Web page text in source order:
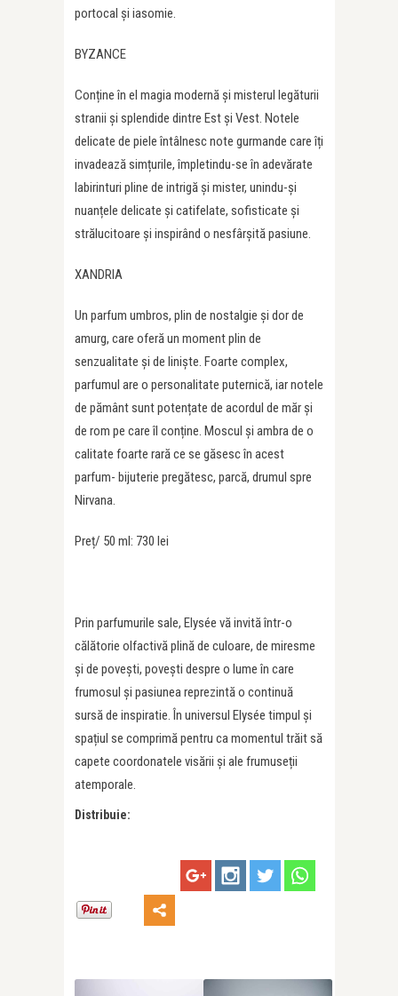
portocal și iasomie.
BYZANCE
Conține în el magia modernă și misterul legăturii
stranii și splendide dintre Est și Vest. Notele
delicate de piele întâlnesc note gurmande care îți
invadează simțurile, împletindu-se în adevărate
labirinturi pline de intrigă și mister, unindu-și
nuanțele delicate și catifelate, sofisticate și
strălucitoare și inspirând o nesfârșită pasiune.
XANDRIA
Un parfum umbros, plin de nostalgie și dor de
amurg, care oferă un moment plin de
senzualitate și de liniște. Foarte complex,
parfumul are o personalitate puternică, iar notele
de pământ sunt potențate de acordul de măr și
de rom pe care îl conține. Moscul și ambra de o
calitate foarte rară ce se găsesc în acest
parfum- bijuterie pregătesc, parcă, drumul spre
Nirvana.
Preț/ 50 ml: 730 lei
Prin parfumurile sale, Elysée vă invită într-o
călătorie olfactivă plină de culoare, de miresme
și de povești, povești despre o lume în care
frumosul și pasiunea reprezintă o continuă
sursă de inspiratie. În universul Elysée timpul și
spațiul se comprimă pentru ca momentul trăit să
capete coordonatele visării și ale frumuseții
atemporale.
Distribuie: